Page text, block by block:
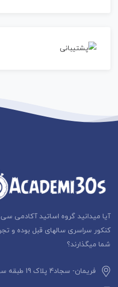
آیا میدانید گروه اساتید آکادمی
کنکور سراسری سالهای قبل بوده و
شما میگذارند؟
فریمان- سجاد4 پلاک 19 طبقه سوم